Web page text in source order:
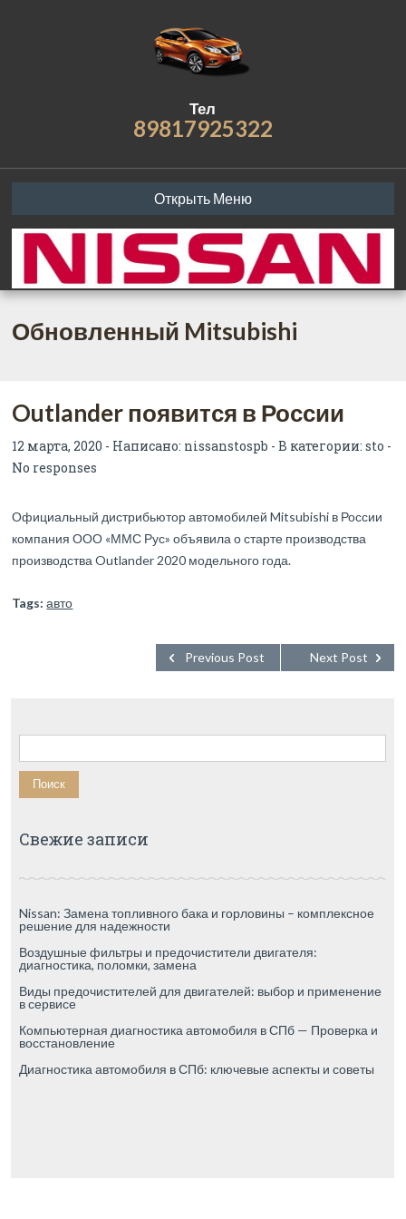
Тел
89817925322
Открыть Меню
Обновленный Mitsubishi
Outlander появится в России
12 марта, 2020 - Написано: nissanstospb - В категории:sto -
No responses
Официальный дистрибьютор автомобилей Mitsubishi в России
компания ООО «ММС Рус» объявила о старте производства
производства Outlander 2020 модельного года.
Tags: авто
Next Post
Previous Post
Найти:
Свежие записи
Nissan: Замена топливного бака и горловины – комплексное
решение для надежности
Воздушные фильтры и предочистители двигателя:
диагностика, поломки, замена
Виды предочистителей для двигателей: выбор и применение
в сервисе
Компьютерная диагностика автомобиля в СПб — Проверка и
восстановление
Диагностика автомобиля в СПб: ключевые аспекты и советы